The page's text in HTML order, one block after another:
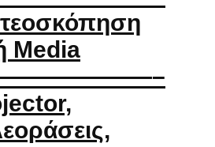
Media